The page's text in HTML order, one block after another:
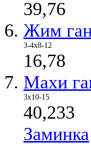
39,76
Жим
3-4х8-12
16,78
Махи
3x10-15
40,233
Заминка